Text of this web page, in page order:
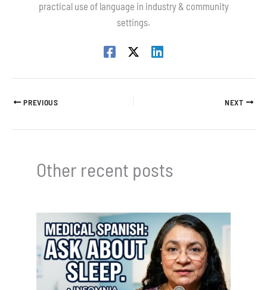
practical use of language in industry & community
settings.
PREVIOUS NEXT
Other recent posts